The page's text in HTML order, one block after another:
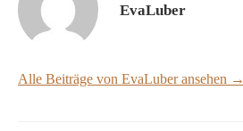
EvaLuber
Alle Beiträge von EvaLuber ansehen →